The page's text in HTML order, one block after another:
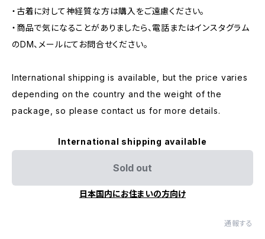
・古着に対して神経質な方は購入をご遠慮ください。
・商品で気になることがありましたら、電話またはインスタグラム
のDM、メールにてお問合せください。
International shipping is available, but the price varies
depending on the country and the weight of the
package, so please contact us for more details.
International shipping available
Sold out
日本国内にお住まいの方向け
通報する